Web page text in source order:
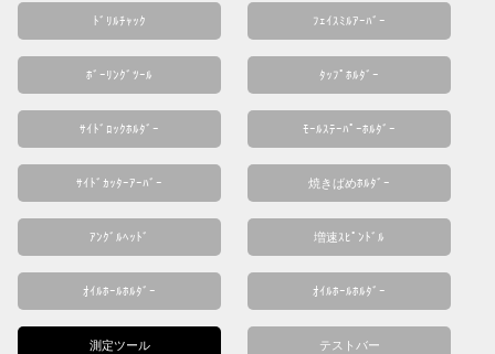
ﾄﾞﾘﾙﾁｬｯｸ ﾌｪｲｽﾐﾙｱｰﾊﾞｰ
ﾎﾞｰﾘﾝｸﾞﾂｰﾙ ﾀｯﾌﾟﾎﾙﾀﾞｰ
ｻｲﾄﾞﾛｯｸﾎﾙﾀﾞｰ ﾓｰﾙｽﾃｰﾊﾟｰﾎﾙﾀﾞｰ
ｻｲﾄﾞｶｯﾀｰｱｰﾊﾞｰ 焼きばめﾎﾙﾀﾞｰ
ｱﾝｸﾞﾙﾍｯﾄﾞ 増速ｽﾋﾟﾝﾄﾞﾙ
ｵｲﾙﾎｰﾙﾎﾙﾀﾞｰ ｵｲﾙﾎｰﾙﾎﾙﾀﾞｰ
測定ツール テストバー